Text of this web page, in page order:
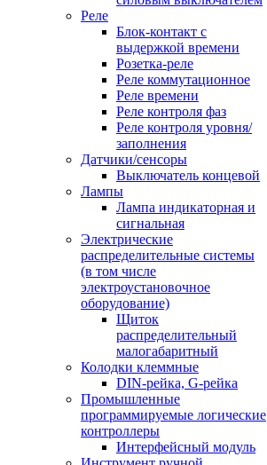
Реле
Блок-контакт с
выдержкой времени
Розетка-реле
Реле коммутационное
Реле времени
Реле контроля фаз
Реле контроля уровня/
заполнения
Датчики/сенсоры
Выключатель концевой
Лампы
Лампа индикаторная и
сигнальная
Электрические
распределительные системы
(в том числе
электроустановочное
оборудование)
Щиток
распределительный
малогабаритный
Колодки клеммные
DIN-рейка, G-рейка
Промышленные
программируемые логические
контроллеры
Интерфейсный модуль